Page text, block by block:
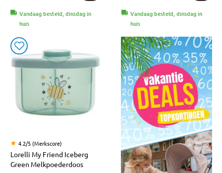
Vandaag besteld, dinsdag in
huis
Vandaag besteld, dinsdag in
huis
4.2/5 (Merkscore)
Lorelli My Friend Iceberg
Green Melkpoederdoos